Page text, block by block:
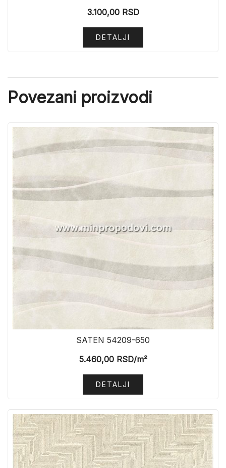
3.100,00RSD
DETALJI
Povezani proizvodi
SATEN 54209-650
5.460,00RSD/m²
DETALJI